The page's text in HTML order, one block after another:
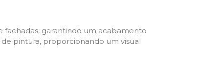
fachadas, garantindo um acabamento
pintura, proporcionando um visual